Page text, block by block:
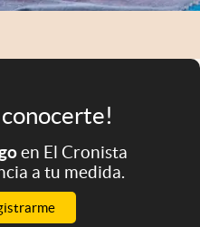
en El Cronista
a tu medida.